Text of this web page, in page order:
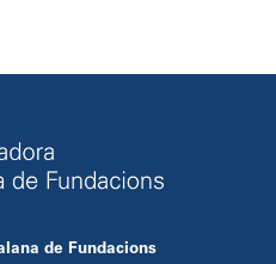
de Fundacions